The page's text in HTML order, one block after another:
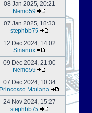
08 Jan 2025, 20:21
Nemo59
07 Jan 2025, 18:33
stephbb75
12 Déc 2024, 14:02
Smanux
09 Déc 2024, 21:00
Nemo59
07 Déc 2024, 10:34
Princesse Mariana
24 Nov 2024, 15:27
stephbb75